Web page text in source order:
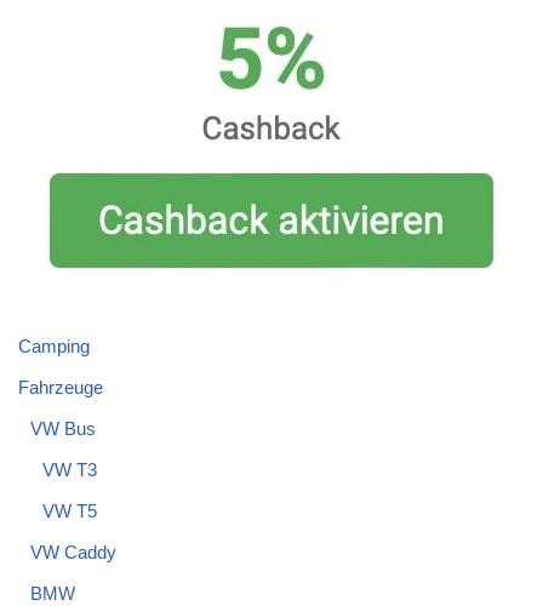
Camping
Fahrzeuge
VW Bus
VW T3
VW T5
VW Caddy
BMW